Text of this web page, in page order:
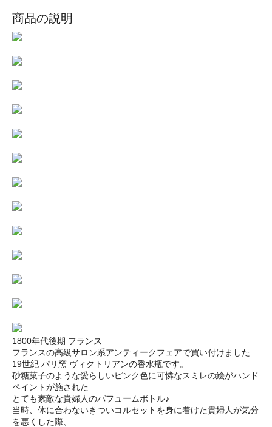
商品の説明
1800年代後期 フランス
フランスの高級サロン系アンティークフェアで買い付けました
19世紀 パリ窯 ヴィクトリアンの香水瓶です。
砂糖菓子のような愛らしいピンク色に可憐なスミレの絵がハンド
ペイントが施された
とても素敵な貴婦人のパフュームボトル♪
当時、体に合わないきついコルセットを身に着けた貴婦人が気分
を悪くした際、